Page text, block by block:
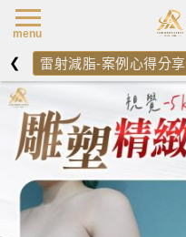
❮ 雷射減脂-案例心得分享
menu